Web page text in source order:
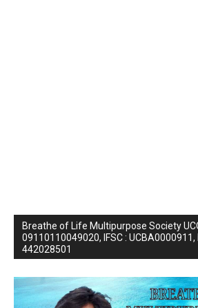
Breathe of Life Multipurpose Society
09110110049020, IFSC : UCBA0000911,
442028501